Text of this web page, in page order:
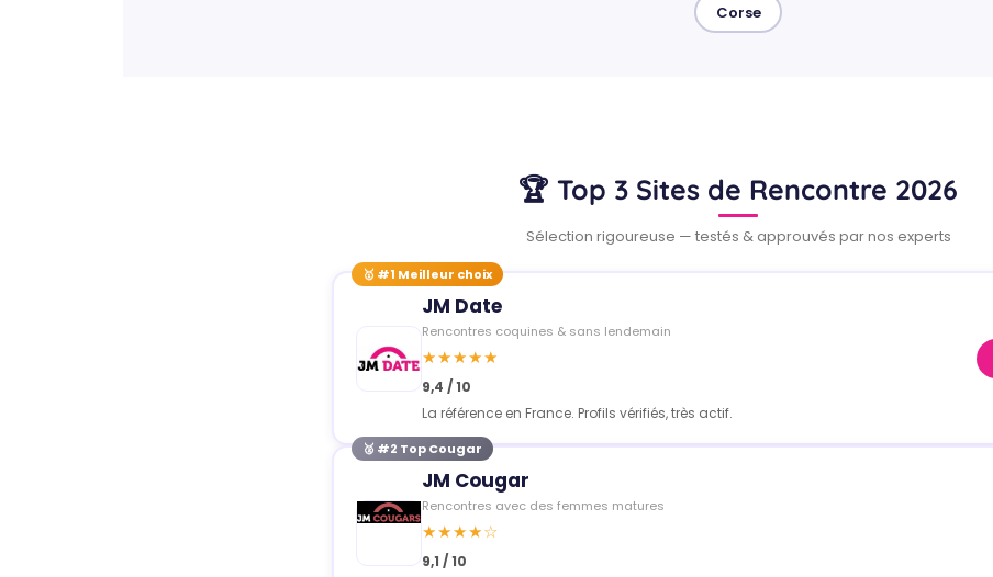
Corse
🏆 Top 3 Sites de Rencontre 2026
Sélection rigoureuse — testés & approuvés par nos experts
🥇 #1 Meilleur choix
JM Date
Rencontres coquines & sans lendemain
★★★★★
9,4 / 10
La référence en France. Profils vérifiés, très actif.
🥈 #2 Top Cougar
JM Cougar
Rencontres avec des femmes matures
★★★★☆
9,1 / 10